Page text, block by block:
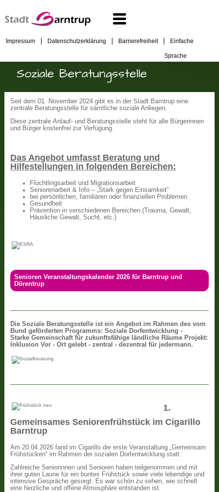
Impressum Datenschutzerklärung Barrierefreiheit Einfache
Sprache
Soziale Beratungsstelle
Seit dem 01. November 2024 gibt es in der Stadt Barntrup eine
zentrale Beratungsstelle für sämtliche soziale Anliegen.
Diese zentrale Anlauf- und Beratungsstelle steht für alle Bürgerinnen
und Bürger kostenfrei zur Verfügung.
Das Angebot umfasst Beratung und
Hilfestellungen in folgenden Bereichen:
Flüchtlingsarbeit und Migrationsarbeit
Seniorenarbeit & Info – „Stark gegen Einsamkeit“
bei persönlichen, familiären oder finanziellen Problemen
Gesundheit
Prävention in verschiedenen Bereichen (Trauma, Gewalt,
Häusliche Gewalt, Sucht, etc.)
Senioren Veranstaltungskalender 2026 für Barntrup und
Dörentrup
Die Soziale Beratungsstelle ist ein Angebot im Rahmen des vom
Bund geförderten Programms: Soziale Dorfentwicklung -
Starke Gemeinschaft für zukunftsfähige ländliche Räume Projekt:
Inklusion Vor - Ort gelebt - zentral - dezentral für jedermann.
1.
Gemeinsames Seniorenfrühstück im Cigarillo
Barntrup
Am 20.04.2026 fand im Cigarillo die erste Veranstaltung „Gemeinsam
Frühstücken“ im Rahmen der sozialen Dorfentwicklung statt.
Zahlreiche Seniorinnen und Senioren haben teilgenommen und mit
ihrer guten Laune für ein buntes Frühstück sowie viele lebendige und
intensive Gespräche gesorgt. Es war schön zu sehen, wie schnell
eine herzliche und offene Atmosphäre entstanden ist.